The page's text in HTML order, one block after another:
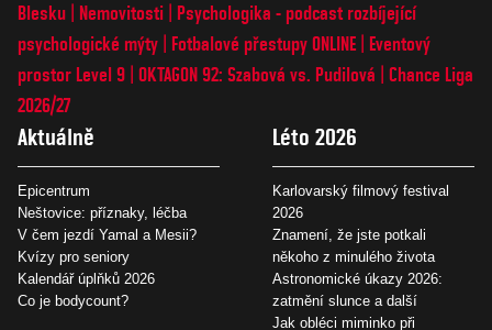
Blesku
Nemovitosti
Psychologika - podcast rozbíjející
psychologické mýty
Fotbalové přestupy ONLINE
Eventový
prostor Level 9 OKTAGON 92: Szabová vs. Pudilová
Chance Liga
2026/27
Aktuálně
Epicentrum
Neštovice: příznaky, léčba
V čem jezdí Yamal a Mesii?
Kvízy pro seniory
Kalendář úplňků 2026
Co je bodycount?
Léto 2026
Karlovarský filmový festival
2026
Znamení, že jste potkali
někoho z minulého života
Astronomické úkazy 2026:
zatmění slunce a další
Jak obléci miminko při